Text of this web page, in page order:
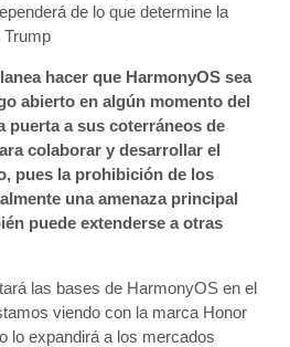
de lo que determine la
Trump
hacer que HarmonyOS sea
abierto en algún momento del
puerta a sus coterráneos de
colaborar y desarrollar el
pues la prohibición de los
una amenaza principal
puede extenderse a otras
las bases de HarmonyOS en el
viendo con la marca Honor
lo expandirá a los mercados